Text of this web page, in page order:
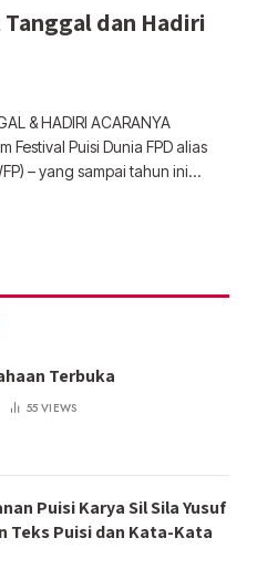
Tanggal dan Hadiri
& HADIRI ACARANYA
Puisi Dunia FPD alias
– yang sampai tahun ini…
Terbuka
55VIEWS
Puisi Karya Sil Sila Yusuf
Teks Puisi dan Kata-Kata